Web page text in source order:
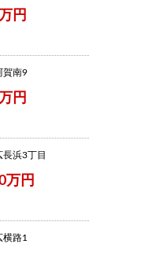
円
賀南9
円
長浜3丁目
万円
横路1